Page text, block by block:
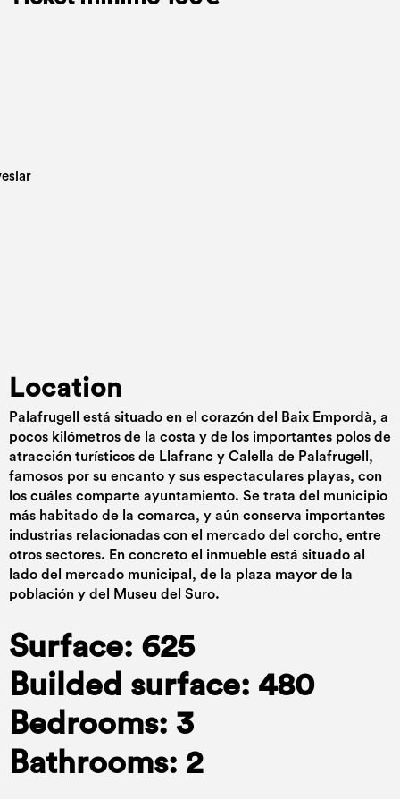
Location
Palafrugell está situado en el corazón del Baix Empordà, a
pocos kilómetros de la costa y de los importantes polos de
atracción turísticos de Llafranc y Calella de Palafrugell,
famosos por su encanto y sus espectaculares playas, con
los cuáles comparte ayuntamiento. Se trata del municipio
más habitado de la comarca, y aún conserva importantes
industrias relacionadas con el mercado del corcho, entre
otros sectores. En concreto el inmueble está situado al
lado del mercado municipal, de la plaza mayor de la
población y del Museu del Suro.
Surface: 625
Builded surface: 480
Bedrooms: 3
Bathrooms: 2